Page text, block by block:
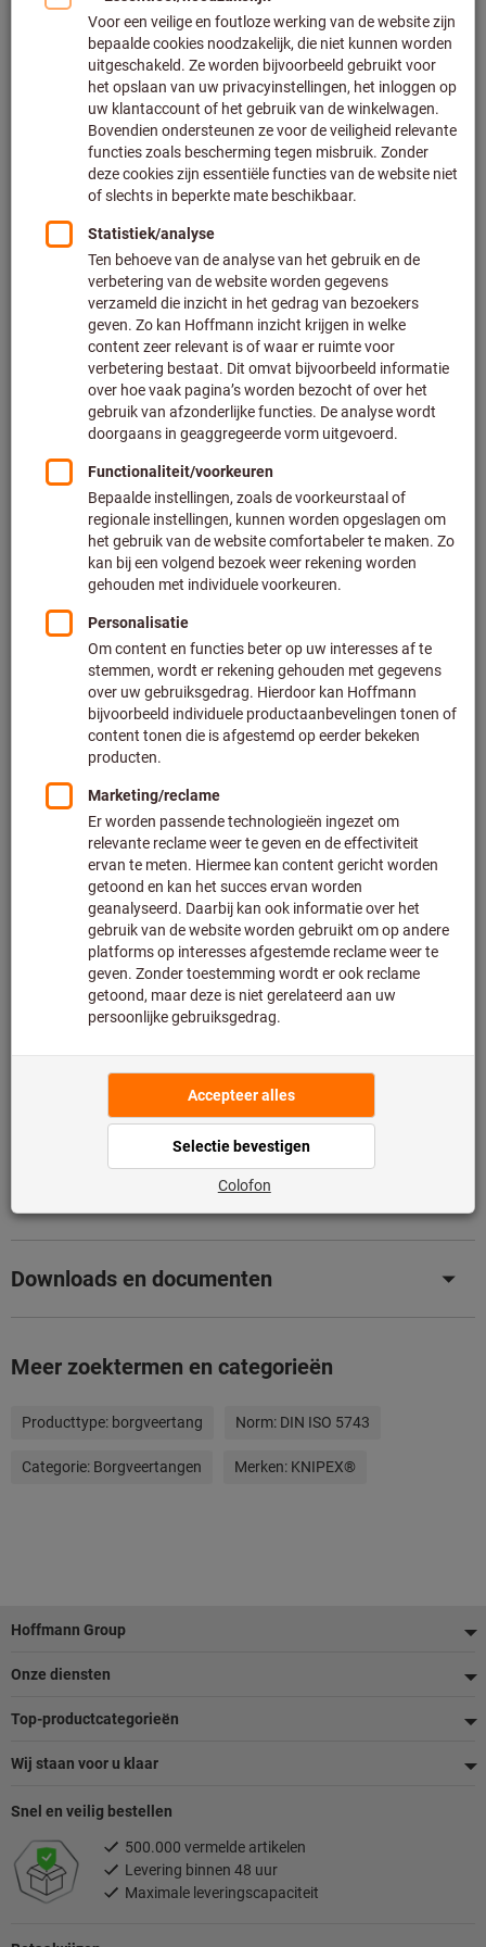
Klik om de afbeelding te vergroten
Prijs per 1 Stuk
Klantspecifieke prijzen voor zakelijke klanten na
/ aanmelding.
Aan de winkelwagen toevoegen
Geschatte levertijd: 1-2 weken Zending doorsturen
Let op de langere levertijd en beperkt advies:
Doordat het niet tot ons hoofdassortiment behoort en
daardoor niet bij ons op voorraad is, bestellen wij dit
artikel voor u rechtstreeks bij de fabrikant. Info
Toevoegen aan wenslijst Artikel delen
Productdetails
Omschrijving
Downloads en documenten
Meer zoektermen en categorieën
Producttype: borgveertang Norm: DIN ISO 5743
Categorie: Borgveertangen Merken: KNIPEX®
Voettekst
Hoffmann Group
Onze diensten
Top-productcategorieën
Wij staan voor u klaar
Snel en veilig bestellen
500.000 vermelde artikelen
Levering binnen 48 uur
Maximale leveringscapaciteit